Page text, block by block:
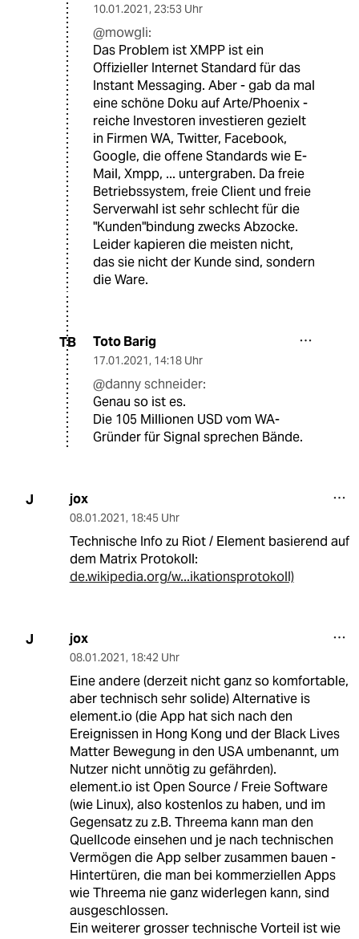
10.01.2021, 23:53 Uhr
@mowgli:
Das Problem ist XMPP ist ein
Offizieller Internet Standard für das
Instant Messaging. Aber - gab da mal
eine schöne Doku auf Arte/Phoenix -
reiche Investoren investieren gezielt
in Firmen WA, Twitter, Facebook,
Google, die offene Standards wie E-
Mail, Xmpp, ... untergraben. Da freie
Betriebssystem, freie Client und freie
Serverwahl ist sehr schlecht für die
"Kunden"bindung zwecks Abzocke.
Leider kapieren die meisten nicht,
das sie nicht der Kunde sind, sondern
die Ware.
TB Toto Barig
17.01.2021, 14:18 Uhr
@danny schneider:
Genau so ist es.
Die 105 Millionen USD vom WA-
Gründer für Signal sprechen Bände.
J jox
08.01.2021, 18:45 Uhr
Technische Info zu Riot / Element basierend auf
dem Matrix Protokoll:
de.wikipedia.org/w...ikationsprotokoll)
J jox
08.01.2021, 18:42 Uhr
Eine andere (derzeit nicht ganz so komfortable,
aber technisch sehr solide) Alternative is
element.io (die App hat sich nach den
Ereignissen in Hong Kong und der Black Lives
Matter Bewegung in den USA umbenannt, um
Nutzer nicht unnötig zu gefährden).
element.io ist Open Source / Freie Software
(wie Linux), also kostenlos zu haben, und im
Gegensatz zu z.B. Threema kann man den
Quellcode einsehen und je nach technischen
Vermögen die App selber zusammen bauen -
Hintertüren, die man bei kommerziellen Apps
wie Threema nie ganz widerlegen kann, sind
ausgeschlossen.
Ein weiterer grosser technische Vorteil ist wie